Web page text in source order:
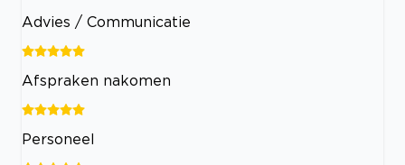
Advies / Communicatie
Afspraken nakomen
Personeel